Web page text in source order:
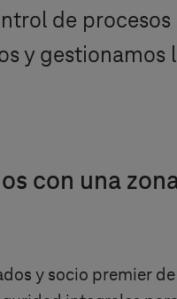
de
y
con una
y socio premier de